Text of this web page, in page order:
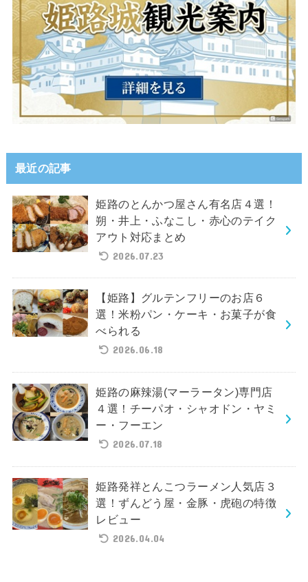
最近の記事
姫路のとんかつ屋さん有名店４選！
朔・井上・ふなこし・赤心のテイク
アウト対応まとめ
2026.07.23
【姫路】グルテンフリーのお店６
選！米粉パン・ケーキ・お菓子が食
べられる
2026.06.18
姫路の麻辣湯(マーラータン)専門店
４選！チーパオ・シャオドン・ヤミ
ー・フーエン
2026.07.18
姫路発祥とんこつラーメン人気店３
選！ずんどう屋・金豚・虎砲の特徴
レビュー
2026.04.04